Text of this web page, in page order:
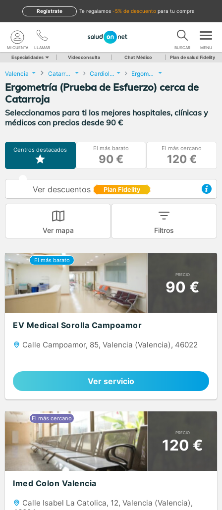
te regalamos -5% de descuento para tu compra
Regístrate
LLAMAR
MI CUENTA BUSCAR MENU
Especialidades Videoconsulta Chat Médico Plan de salud Fidelity
Valencia Catarroja Cardiología Ergometría (Prueba de Esfuerzo)
Ergometría (Prueba de Esfuerzo) cerca de
Catarroja
Seleccionamos para ti los mejores hospitales, clínicas y
médicos con precios desde 90 €
Centros destacados El más barato
90 €
El más cercano
120 €
Ver descuentos Plan Fidelity
Ver mapa Filtros
PRECIO
90 €
EV Medical Sorolla Campoamor
Calle Campoamor, 85, Valencia (Valencia), 46022
Ver servicio
PRECIO
120 €
Imed Colon Valencia
Calle Isabel La Catolica, 12, Valencia (Valencia),